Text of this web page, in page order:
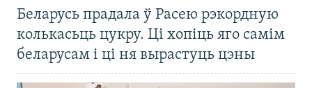
Беларусь прадала ў Расею рэкордную
колькасьць цукру. Ці хопіць яго самім
беларусам і ці ня вырастуць цэны